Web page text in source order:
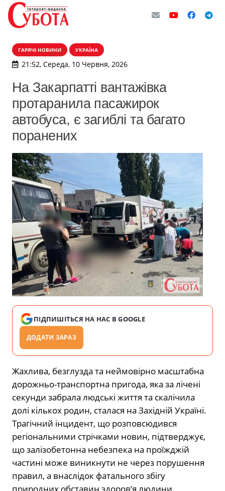
ГАРЯЧІ НОВИНИ УКРАЇНА
21:52, Середа, 10 Червня, 2026
На Закарпатті вантажівка
протаранила пасажирок
автобуса, є загиблі та багато
поранених
ПІДПИШІТЬСЯ НА НАС В GOOGLE
ДОДАТИ ЗАРАЗ
Жахлива, безглузда та неймовірно масштабна
дорожньо-транспортна пригода, яка за лічені
секунди забрала людські життя та скалічила
долі кількох родин, сталася на Західній Україні.
Трагічний інцидент, що розповсюдився
регіональними стрічками новин, підтверджує,
що залізобетонна небезпека на проїжджій
частині може виникнути не через порушення
правил, а внаслідок фатального збігу
природних обставин здоров’я людини.